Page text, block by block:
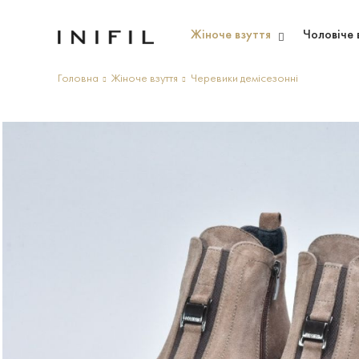
Жіноче взуття Чоловіче
Головна Жіноче взуття Черевики демісезонні